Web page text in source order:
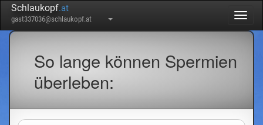
Schlaukopf.at
gast337036@schlaukopf.at
So lange können Spermien
überleben: